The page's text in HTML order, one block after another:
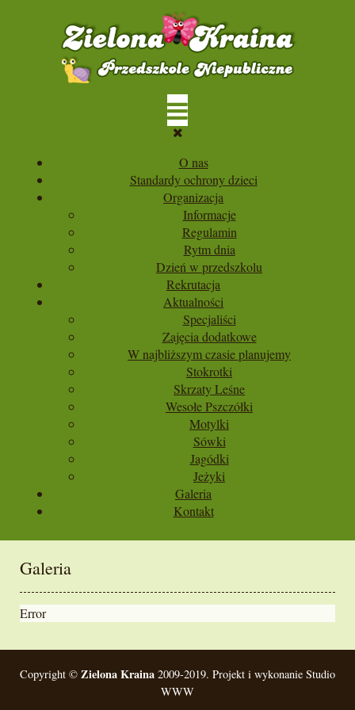
O nas
Standardy ochrony dzieci
Organizacja
Informacje
Regulamin
Rytm dnia
Dzień w przedszkolu
Rekrutacja
Aktualności
Specjaliści
Zajęcia dodatkowe
W najbliższym czasie planujemy
Stokrotki
Skrzaty Leśne
Wesołe Pszczółki
Motylki
Sówki
Jagódki
Jeżyki
Galeria
Kontakt
Galeria
Error
Copyright © Zielona Kraina 2009-2019. Projekt i wykonanie Studio
WWW